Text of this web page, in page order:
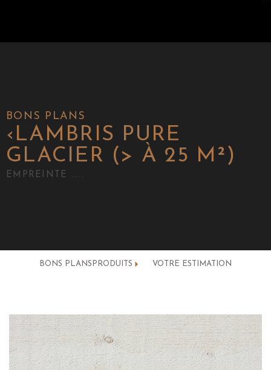
BONS PLANS
‹ LAMBRIS PURE
GLACIER (> À 25 M²)
EMPREINTE .....
BONS PLANS PRODUITS VOTRE ESTIMATION